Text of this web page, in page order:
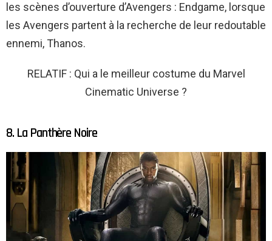
les scènes d’ouverture d’Avengers : Endgame, lorsque
les Avengers partent à la recherche de leur redoutable
ennemi, Thanos.
RELATIF : Qui a le meilleur costume du Marvel
Cinematic Universe ?
8. La Panthère Noire